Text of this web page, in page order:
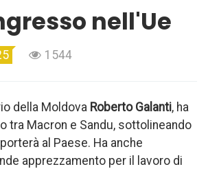
nell'Ue
1544
della Moldova Roberto Galanti, ha
tra Macron e Sandu, sottolineando
al Paese. Ha anche
apprezzamento per il lavoro di